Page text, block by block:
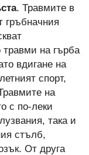
. Травмите в
гръбначния
на гърба
вдигане на
спорт,
на
с по-леки
така и
стълб,
От друга